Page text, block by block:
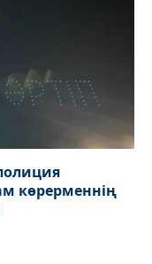
көрерменнің